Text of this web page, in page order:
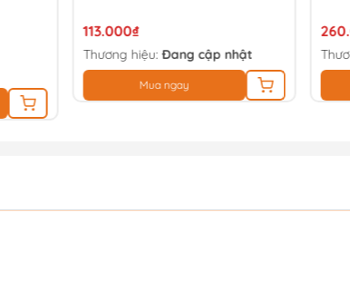
113.000₫
Thương hiệu:Đang cập nhật
Mua ngay